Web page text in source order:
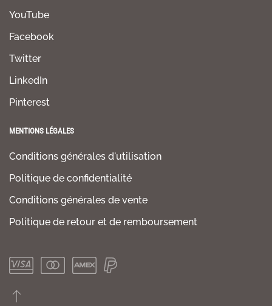
YouTube
Facebook
Twitter
LinkedIn
Pinterest
MENTIONS LÉGALES
Conditions générales d'utilisation
Politique de confidentialité
Conditions générales de vente
Politique de retour et de remboursement